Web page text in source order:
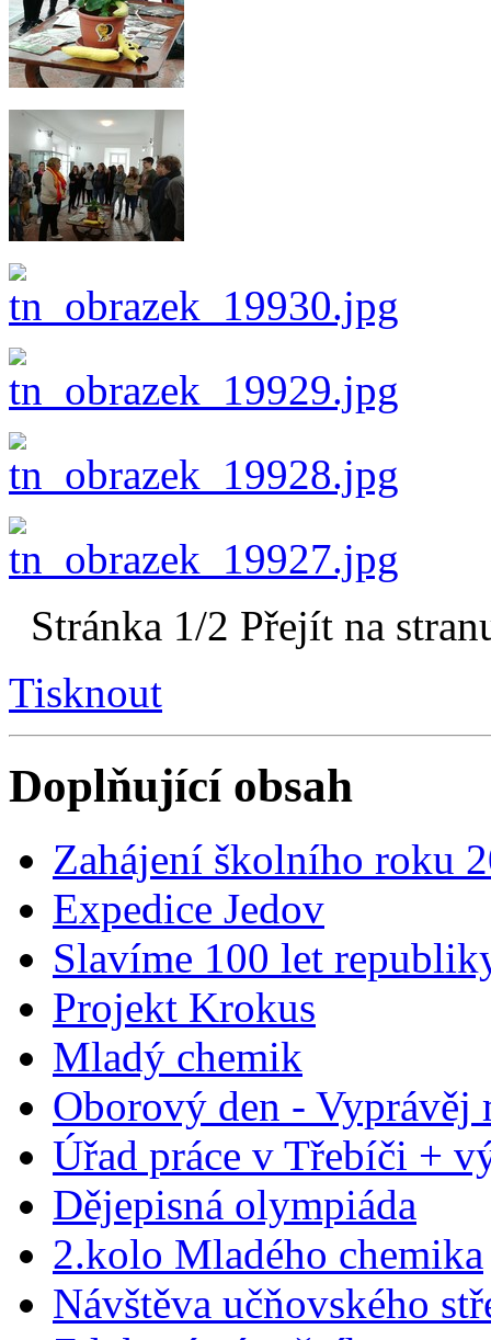
Stránka 1/2 Přejít na
Tisknout
Doplňující obsah
Zahájení školního roku
Expedice Jedov
Slavíme 100 let
Projekt Krokus
Mladý chemik
Oborový den - Vyprávěj
Úřad práce v Třebíči +
Dějepisná olympiáda
2.kolo Mladého chemika
Návštěva učňovského